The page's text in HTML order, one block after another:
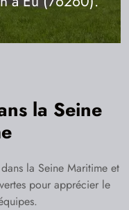
la Seine
la Seine Maritime et
pour apprécier le